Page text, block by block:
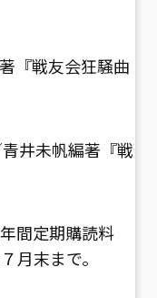
『戦友会狂騒曲
井未帆編著『戦
間定期購読料
月末まで。